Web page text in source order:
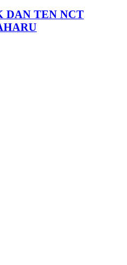
DAN TEN NCT